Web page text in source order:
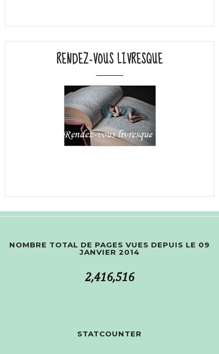
RENDEZ-VOUS LIVRESQUE
NOMBRE TOTAL DE PAGES VUES DEPUIS LE 09
JANVIER 2014
2,416,516
STATCOUNTER